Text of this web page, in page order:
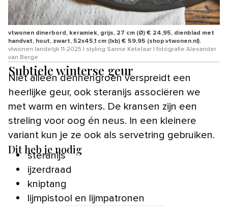
vtwonen dinerbord, keramiek, grijs, 27 cm (Ø) € 24,95, dienblad met
handvat, hout, zwart, 52x45,1 cm (lxb) € 59,95 (shop.vtwonen.nl).
vtwonen landelijk 11-2025 | styling Sanne Ketelaar | fotografie Alexander
van Berge
Subtiele winterse geur
Niet alleen dennengroen verspreidt een
heerlijke geur, ook steranijs associëren we
met warm en winters. De kransen zijn een
streling voor oog én neus. In een kleinere
variant kun je ze ook als servetring gebruiken.
Dit heb je nodig
steranijs
ijzerdraad
kniptang
lijmpistool en lijmpatronen